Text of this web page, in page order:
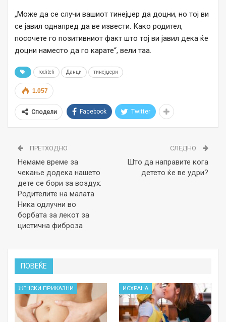
„Може да се случи вашиот тинејџер да доцни, но тој ви
се јавил однапред да ве извести. Како родител,
посочете го позитивниот факт што тој ви јавил дека ќе
доцни наместо да го карате“, вели таа.
roditeli Данци тинејџери
1.057
Сподели Facebook Twitter
ПРЕТХОДНО
Немаме време за
чекање додека нашето
дете се бори за воздух:
Родителите на малата
Ника одлучни во
борбата за лекот за
цистична фиброза
СЛЕДНО
Што да направите кога
детето ќе ве удри?
ПОВЕЌЕ
ЖЕНСКИ ПРИКАЗНИ ИСХРАНА